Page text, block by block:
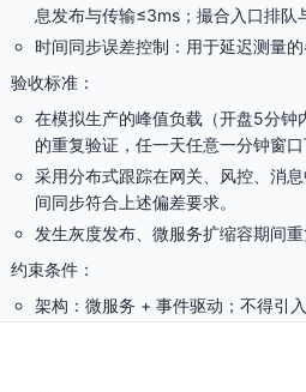
息发布与传输≤3ms；撮合入口排队
时间同步误差控制：用于延迟测量
验收标准：
在模拟生产的峰值负载（开盘5分
的重复验证，任一天任意一分钟窗
采用分布式跟踪在网关、风控、消
间同步符合上述偏差要求。
发生灰度发布、微服务扩缩容期间
约束条件：
架构：微服务 + 事件驱动；不得引